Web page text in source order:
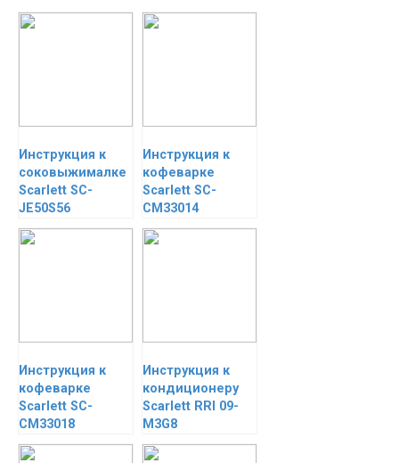
Инструкция к
соковыжималке
Scarlett SC-
JE50S56
Инструкция к
кофеварке
Scarlett SC-
CM33014
Инструкция к
кофеварке
Scarlett SC-
CM33018
Инструкция к
кондиционеру
Scarlett RRI 09-
M3G8